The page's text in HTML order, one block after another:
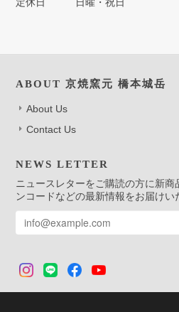
定休日
日曜・祝日
ABOUT 京焼窯元 橋本城岳
About Us
Contact Us
NEWS LETTER
ニュースレターをご購読の方に新
ンコードなどの最新情報をお届けい